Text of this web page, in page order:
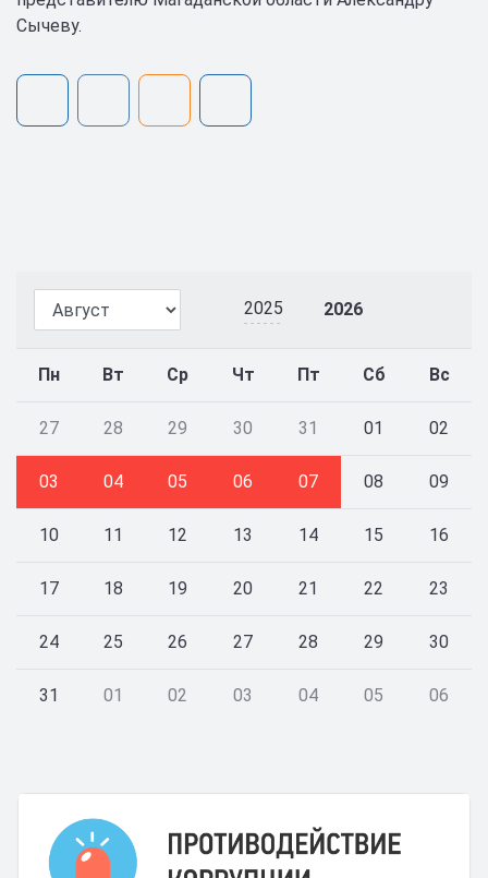
2025 2026
Пн Вт Ср Чт Пт Сб Вс
27 28 29 30 31 01 02
03 04 05 06 07 08 09
10 11 12 13 14 15 16
17 18 19 20 21 22 23
24 25 26 27 28 29 30
31 01 02 03 04 05 06
Сычеву.